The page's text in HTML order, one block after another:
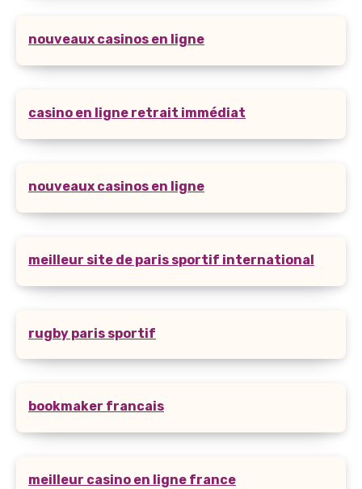
nouveaux casinos en ligne
casino en ligne retrait immédiat
nouveaux casinos en ligne
meilleur site de paris sportif international
rugby paris sportif
bookmaker francais
meilleur casino en ligne france